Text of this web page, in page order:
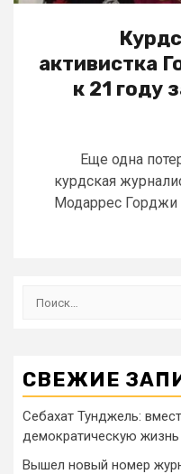
активистка
к 21 году
Еще одна
курдская
Модаррес Горджи
СВЕЖИЕ
Себахат Тунджель:
демократическую жизнь
Вышел новый номер